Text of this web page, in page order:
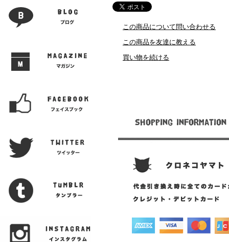
この商品について問い合わせる
この商品を友達に教える
買い物を続ける